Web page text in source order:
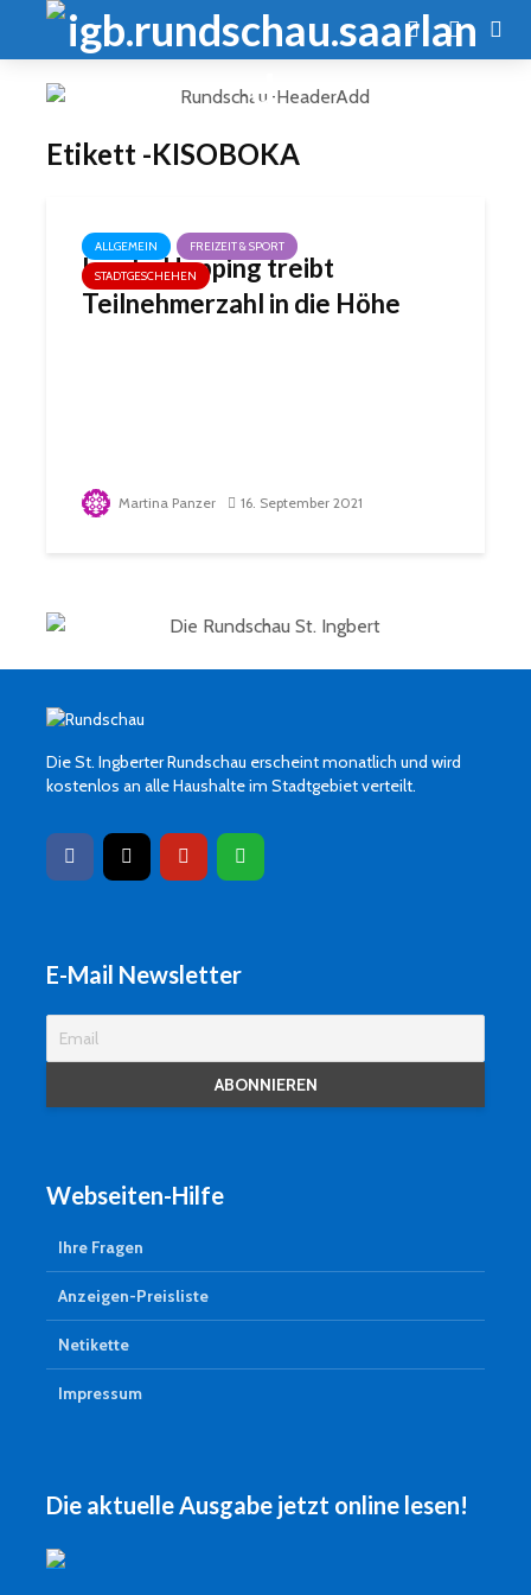
Etikett -KISOBOKA
ALLGEMEIN
FREIZEIT & SPORT
STADTGESCHEHEN
Inseln-Hopping treibt
Teilnehmerzahl in die Höhe
Martina Panzer 16. September 2021
Die St. Ingberter Rundschau erscheint monatlich und wird
kostenlos an alle Haushalte im Stadtgebiet verteilt.
E-Mail Newsletter
Webseiten-Hilfe
Ihre Fragen
Anzeigen-Preisliste
Netikette
Impressum
Die aktuelle Ausgabe jetzt online lesen!